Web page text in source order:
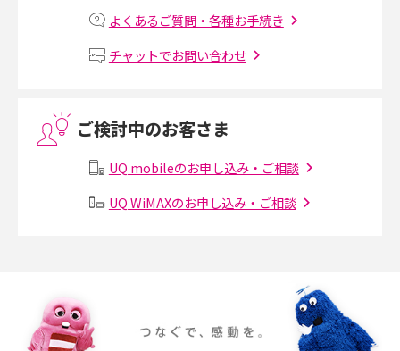
Threads（スレッズ）とは？主な機能や登録方法、投稿の仕方を解説
Instagram（インスタグラム）でスクショするとバレる？バレるケースや撮
iPhone 16eとiPhone SE（第3世代）の違いは？サイズやスペックを比較し
て解説
よくあるご質問・各種お手続き
チャットでお問い合わせ
ご検討中のお客さま
UQ mobileのお申し込み・ご相談
UQ WiMAXのお申し込み・ご相談